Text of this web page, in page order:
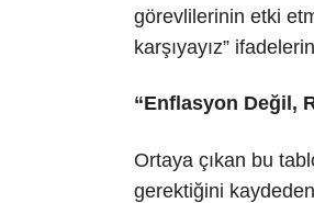
görevlilerinin etki
karşıyayız”
“Enflasyon Değil,
Ortaya çıkan bu
gerektiğini